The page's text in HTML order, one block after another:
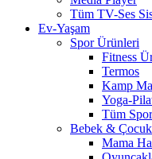
Tüm TV-Ses
Ev-Yaşam
Spor Ürünleri
Fitness
Termos
Kamp
Yoga-
Tüm
Bebek & Çocuk
Mama